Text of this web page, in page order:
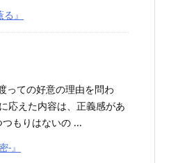
』
っての好意の理由を問わ
応えた内容は、正義感があ
もりはないの ...
-』